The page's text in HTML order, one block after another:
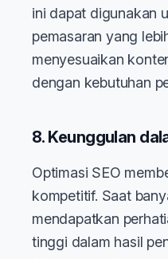
ini dapat digunakan
pemasaran yang
menyesuaikan
dengan kebutuhan
8. Keunggulan
Optimasi SEO
kompetitif. Saat
mendapatkan
tinggi dalam hasil